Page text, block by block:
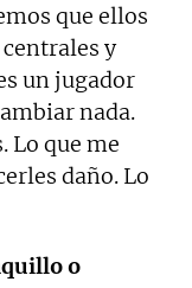
que ellos
y
un jugador
nada.
Lo que me
daño. Lo
o